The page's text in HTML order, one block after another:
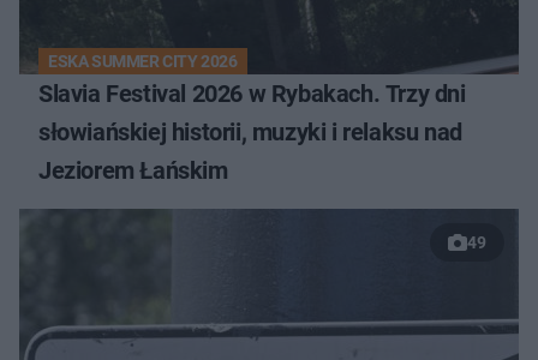
ESKA SUMMER CITY 2026
Slavia Festival 2026 w Rybakach. Trzy dni
słowiańskiej historii, muzyki i relaksu nad
Jeziorem Łańskim
49